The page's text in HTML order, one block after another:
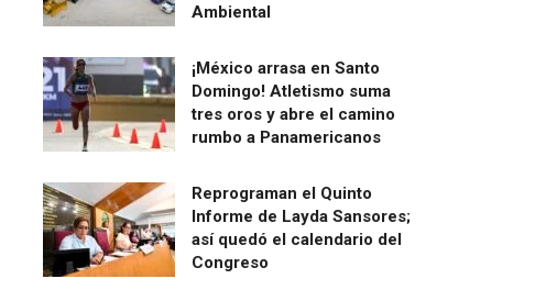
Ambiental
¡México arrasa en Santo
Domingo! Atletismo suma
tres oros y abre el camino
rumbo a Panamericanos
Reprograman el Quinto
Informe de Layda Sansores;
así quedó el calendario del
Congreso